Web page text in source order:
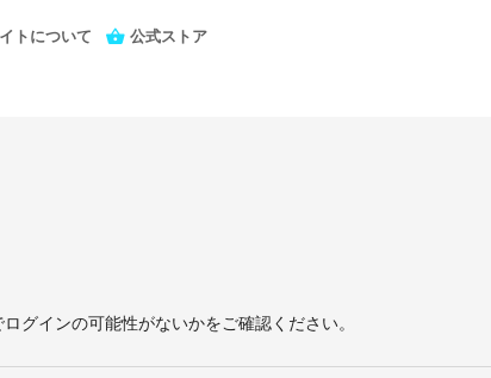
トについて 公式ストア
グインの可能性がないかをご確認ください。